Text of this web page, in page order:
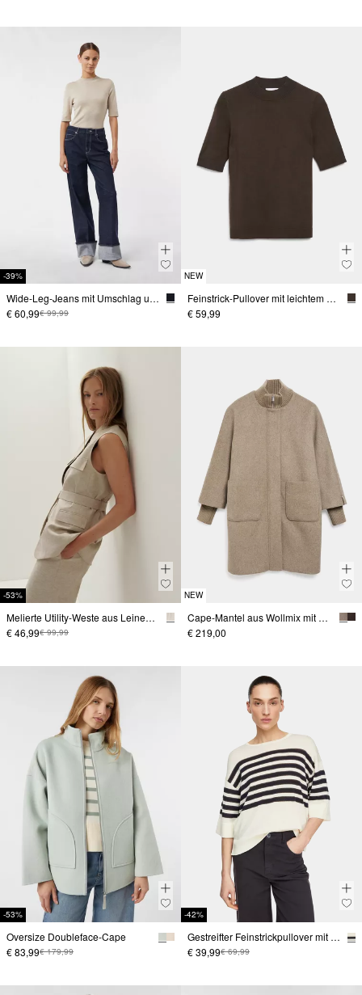
-39%
Wide-Leg-Jeans mit Umschlag und Kontrastnähten
€ 60,99€ 99,99
NEW
Feinstrick-Pullover mit leichtem Mockneck
€ 59,99
-53%
Melierte Utility-Weste aus Leinenmix
€ 46,99€ 99,99
NEW
Cape-Mantel aus Wollmix mit Ripp-Details
€ 219,00
-53%
Oversize Doubleface-Cape
€ 83,99€ 179,99
-42%
Gestreifter Feinstrickpullover mit dezentem Glitzergarn
€ 39,99€ 69,99